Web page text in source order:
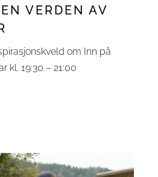
VERDEN AV
om Inn på
kl. 19:30 – 21:00